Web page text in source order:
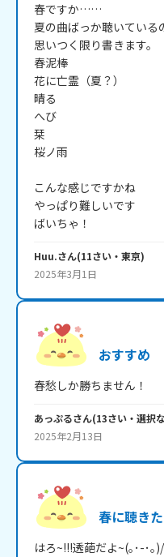
春ですか……
夏の曲ばっか聴いてい
思いつく限り書きます。
春泥棒
花に亡霊（夏？）
晴る
へび
栞
桜ノ雨
こんな感じですかね
やっぱり難しいです
ばいちゃ！
Huu.さん(11さい・ 東京)
2025年3月1日
おすすめ
春愁しか勝ちません！
あっぷるさん(13さい・ 選択
2025年2月13日
春に聴き
はろ~!!!透葩だよ~(｡･-･｡)/